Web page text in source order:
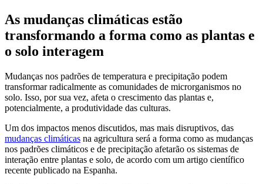
As mudanças climáticas estão
transformando a forma como as plantas e
o solo interagem
Mudanças nos padrões de temperatura e precipitação podem
transformar radicalmente as comunidades de microrganismos no
solo. Isso, por sua vez, afeta o crescimento das plantas e,
potencialmente, a produtividade das culturas.
Um dos impactos menos discutidos, mas mais disruptivos, das
mudanças climáticas na agricultura será a forma como as mudanças
nos padrões climáticos e de precipitação afetarão os sistemas de
interação entre plantas e solo, de acordo com um artigo científico
recente publicado na Espanha.